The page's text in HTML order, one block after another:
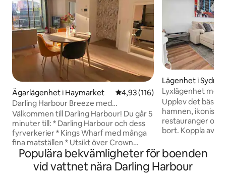
Ägarlägenhet i Haymarket 4,93 av 5 i genomsnittligt
4,93 (116)
Darling Harbour Breeze med
parkeringsplats
Välkommen till Darling Harbour! Du går 5
minuter till: * Darling Harbour och dess
fyrverkerier * Kings Wharf med många
fina matställen * Utsikt över Crown
casino och havsutsikt * Internationellt
konferenscenter (ICC) * Sydney Town
Hall * Bekvämlighet och skoj Spårvagn
Lägenhet i Sydney
Lyxlägenhet med
Darling Harbour
Upplev det bästa
hamnen, ikoniska
restauranger och
bort. Koppla av i
läder och en
över de glittrande
en fantastisk
Populära bekvämligheter för boenden
vid vattnet nära Darling Harbour